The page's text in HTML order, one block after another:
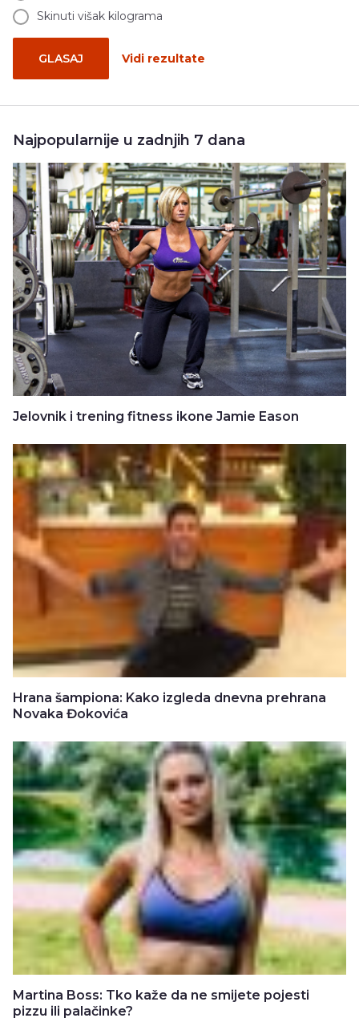
Skinuti višak kilograma
GLASAJ Vidi rezultate
Najpopularnije u zadnjih 7 dana
Jelovnik i trening fitness ikone Jamie Eason
Hrana šampiona: Kako izgleda dnevna prehrana
Novaka Đokovića
Martina Boss: Tko kaže da ne smijete pojesti
pizzu ili palačinke?